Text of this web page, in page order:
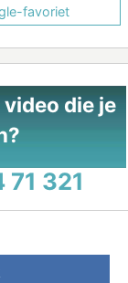
favoriet
die je
321